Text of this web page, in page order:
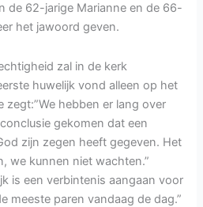
de 62-jarige Marianne en de 66-
het jawoord geven.
zal in de kerk
huwelijk vond alleen op het
zegt:”We hebben er lang over
gekomen dat een
zijn zegen heeft gegeven. Het
we kunnen niet wachten.”
is een verbintenis aangaan voor
meeste paren vandaag de dag.”